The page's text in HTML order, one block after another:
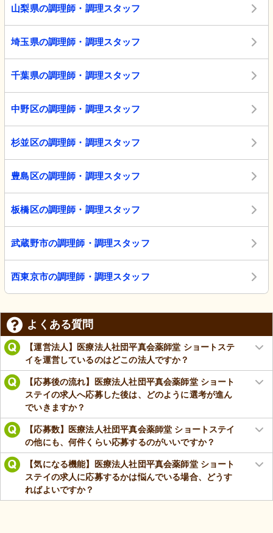
山梨県の調理師・調理スタッフ
埼玉県の調理師・調理スタッフ
千葉県の調理師・調理スタッフ
中野区の調理師・調理スタッフ
杉並区の調理師・調理スタッフ
豊島区の調理師・調理スタッフ
板橋区の調理師・調理スタッフ
武蔵野市の調理師・調理スタッフ
西東京市の調理師・調理スタッフ
よくある質問
【運営法人】医療法人社団平真会薬師堂 ショートステ
イを運営しているのはどこの法人ですか？
【応募後の流れ】医療法人社団平真会薬師堂 ショート
ステイの求人へ応募した後は、どのように選考が進ん
でいきますか？
【応募数】医療法人社団平真会薬師堂 ショートステイ
の他にも、何件くらい応募するのがいいですか？
【気になる機能】医療法人社団平真会薬師堂 ショート
ステイの求人に応募するかは悩んでいる場合、どうす
ればよいですか？